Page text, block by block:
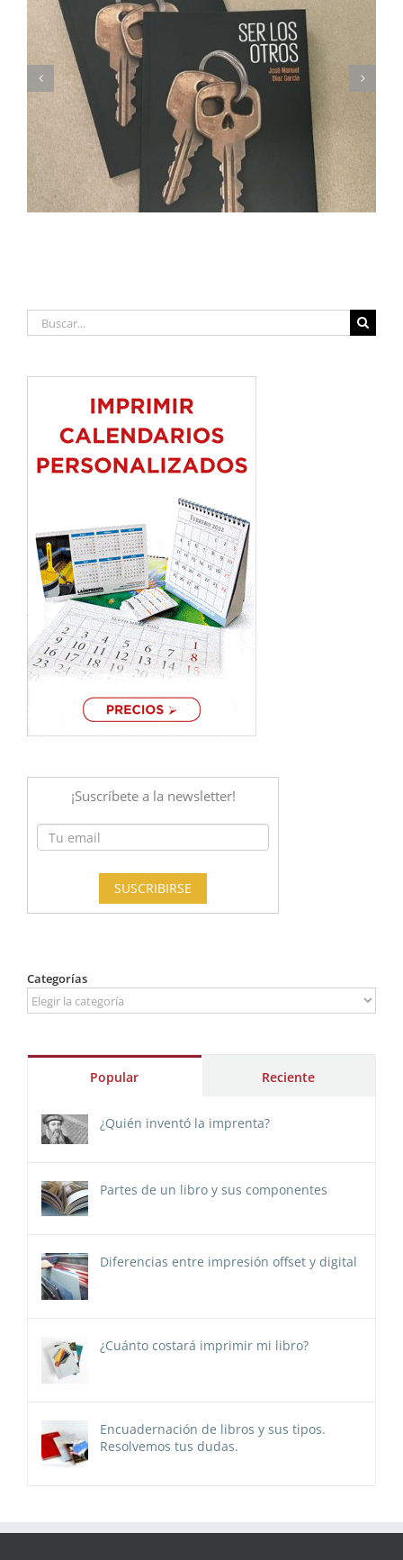
Imprimimos Proscripti, la nueva novela de Ian S.
Martin
Buscar:
Categorías
Categorías
Popular Reciente
¿Quién inventó la imprenta?
Partes de un libro y sus componentes
Diferencias entre impresión offset y digital
¿Cuánto costará imprimir mi libro?
Encuadernación de libros y sus tipos.
Resolvemos tus dudas.